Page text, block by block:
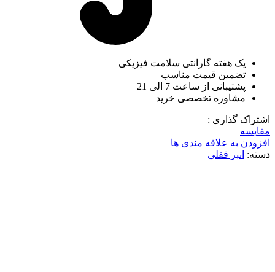
یک هفته گارانتی سلامت فیزیکی
تضمین قیمت مناسب
پشتیبانی از ساعت 7 الی 21
مشاوره تخصصی خرید
اشتراک گذاری :
مقایسه
افزودن به علاقه مندی ها
دسته: انبر قفلی